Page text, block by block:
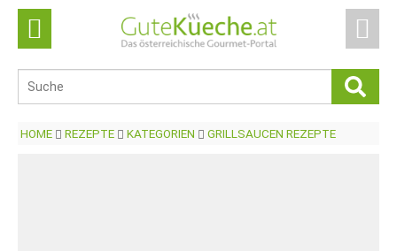
HOME REZEPTE KATEGORIEN GRILLSAUCEN REZEPTE